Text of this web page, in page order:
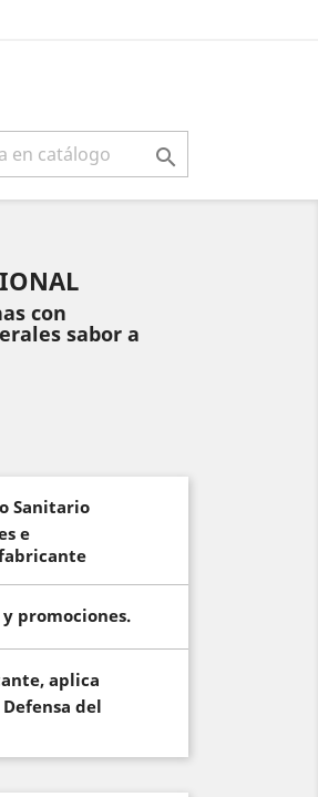

con
sabor a
Sanitario
e
promociones.
aplica
del